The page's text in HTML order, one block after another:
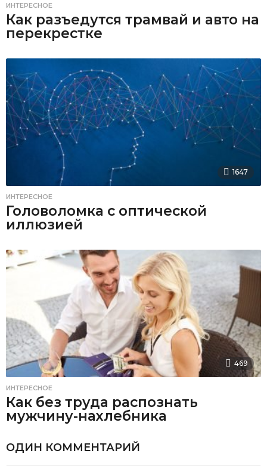
ИНТЕРЕСНОЕ
Как разъедутся трамвай и авто на
перекрестке
1647
ИНТЕРЕСНОЕ
Головоломка с оптической
иллюзией
469
ИНТЕРЕСНОЕ
Как без труда распознать
мужчину-нахлебника
ОДИН КОММЕНТАРИЙ